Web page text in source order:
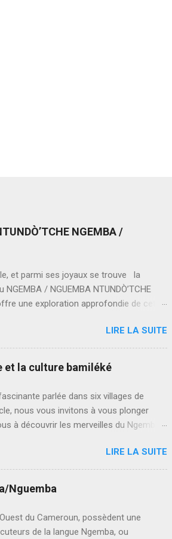
NGEMBA /
et parmi ses joyaux se trouve la
/ NGUEMBA NTUNDÒ’TCHE
une exploration approfondie de cette
Linguistique Unique La langue
l’Ouest Cameroun : Bansoa, Bameka,
son caractère unique, forment le
/ NGUEMBA » plonge les lecteurs dans
LIRE LA SUITE
et la culture bamiléké
parlée dans six villages de
nous vous invitons à vous plonger
à découvrir les merveilles du Ngemba,
est une langue appartenant à la
riche et diversifiée. Nous vous
la culture bamiléké et son rôle en tant
du Ngemba Plongez dans les
des expressions idiomatique...
LIRE LA SUITE
Nguemba
du Cameroun, possèdent une
de la langue Ngemba, ou